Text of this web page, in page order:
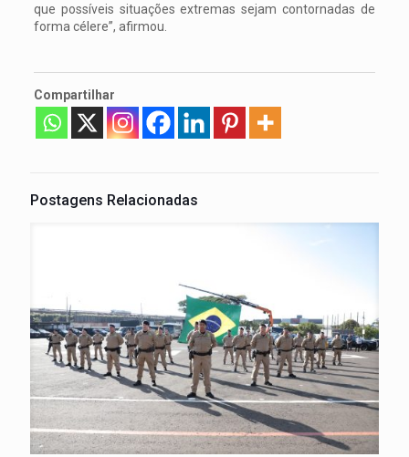
que possíveis situações extremas sejam contornadas de
forma célere”, afirmou.
Compartilhar
Postagens Relacionadas